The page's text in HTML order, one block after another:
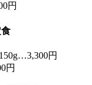
円
円
円